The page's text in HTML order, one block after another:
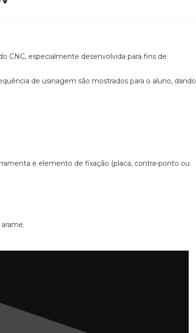
CNC, especialmente desenvolvida para fins de
de usinagem são mostrados para o aluno, dando
e elemento de fixação (placa, contra-ponto ou